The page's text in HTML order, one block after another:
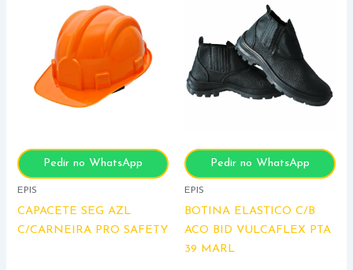
Pedir no WhatsApp
EPIS
CAPACETE SEG AZL
C/CARNEIRA PRO SAFETY
Pedir no WhatsApp
EPIS
BOTINA ELASTICO C/B
ACO BID VULCAFLEX PTA
39 MARL